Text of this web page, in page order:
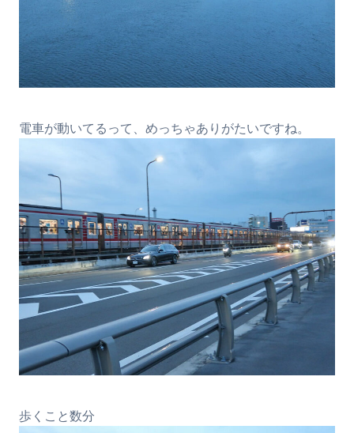
電車が動いてるって、めっちゃありがたいですね。
歩くこと数分